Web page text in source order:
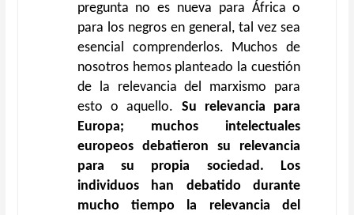
pregunta no es nueva para África o
para los negros en general, tal vez sea
esencial comprenderlos. Muchos de
nosotros hemos planteado la cuestión
de la relevancia del marxismo para
esto o aquello. Su relevancia para
Europa; muchos intelectuales
europeos debatieron su relevancia
para su propia sociedad. Los
individuos han debatido durante
mucho tiempo la relevancia del